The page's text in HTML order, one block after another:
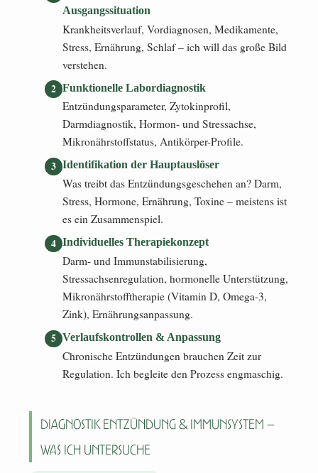
Ausgangssituation
Krankheitsverlauf, Vordiagnosen, Medikamente,
Stress, Ernährung, Schlaf – ich will das große Bild
verstehen.
Funktionelle Labordiagnostik
Entzündungsparameter, Zytokinprofil,
Darmdiagnostik, Hormon- und Stressachse,
Mikronährstoffstatus, Antikörper-Profile.
Identifikation der Hauptauslöser
Was treibt das Entzündungsgeschehen an? Darm,
Stress, Hormone, Ernährung, Toxine – meistens ist
es ein Zusammenspiel.
Individuelles Therapiekonzept
Darm- und Immunstabilisierung,
Stressachsenregulation, hormonelle Unterstützung,
Mikronährstofftherapie (Vitamin D, Omega-3,
Zink), Ernährungsanpassung.
Verlaufskontrollen & Anpassung
Chronische Entzündungen brauchen Zeit zur
Regulation. Ich begleite den Prozess engmaschig.
Diagnostik Entzündung & Immunsystem –
was ich untersuche